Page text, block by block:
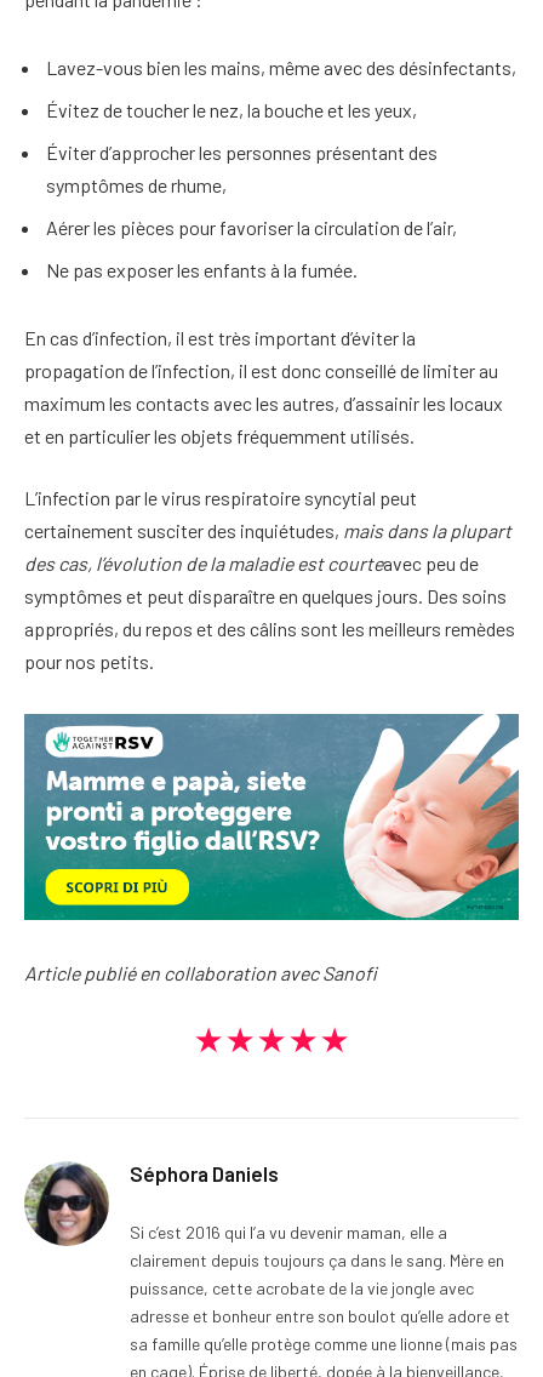
Lavez-vous bien les mains, même avec des désinfectants,
Évitez de toucher le nez, la bouche et les yeux,
Éviter d’approcher les personnes présentant des
symptômes de rhume,
Aérer les pièces pour favoriser la circulation de l’air,
Ne pas exposer les enfants à la fumée.
En cas d’infection, il est très important d’éviter la
propagation de l’infection, il est donc conseillé de limiter au
maximum les contacts avec les autres, d’assainir les locaux
et en particulier les objets fréquemment utilisés.
L’infection par le virus respiratoire syncytial peut
certainement susciter des inquiétudes, mais dans la plupart
des cas, l’évolution de la maladie est courteavec peu de
symptômes et peut disparaître en quelques jours. Des soins
appropriés, du repos et des câlins sont les meilleurs remèdes
pour nos petits.
Article publié en collaboration avec Sanofi
★★★★★
Séphora Daniels
Si c’est 2016 qui l’a vu devenir maman, elle a
clairement depuis toujours ça dans le sang. Mère en
puissance, cette acrobate de la vie jongle avec
adresse et bonheur entre son boulot qu’elle adore et
sa famille qu’elle protège comme une lionne (mais pas
en cage). Éprise de liberté, dopée à la bienveillance,